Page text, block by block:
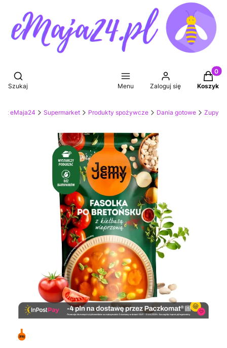
Otwórz wyszukiwarkę
Szukaj Menu Zaloguj się Koszyk
eMaja24 Supermarket Produkty spożywcze Dania gotowe Zupy